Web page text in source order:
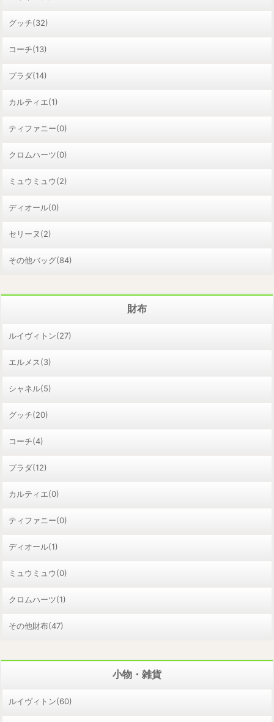
グッチ(32)
コーチ(13)
プラダ(14)
カルティエ(1)
ティファニー(0)
クロムハーツ(0)
ミュウミュウ(2)
ディオール(0)
セリーヌ(2)
その他バッグ(84)
財布
ルイヴィトン(27)
エルメス(3)
シャネル(5)
グッチ(20)
コーチ(4)
プラダ(12)
カルティエ(0)
ティファニー(0)
ディオール(1)
ミュウミュウ(0)
クロムハーツ(1)
その他財布(47)
小物・雑貨
ルイヴィトン(60)